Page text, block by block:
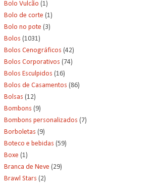
Bolo Vulcão (1)
Bolo de corte (1)
Bolo no pote (3)
Bolos (1031)
Bolos Cenográficos (42)
Bolos Corporativos (74)
Bolos Esculpidos (16)
Bolos de Casamentos (86)
Bolsas (12)
Bombons (9)
Bombons personalizados (7)
Borboletas (9)
Boteco e bebidas (59)
Boxe (1)
Branca de Neve (29)
Brawl Stars (2)